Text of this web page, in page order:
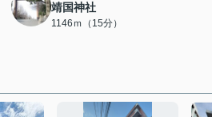
靖国神社
1146ｍ（15分）